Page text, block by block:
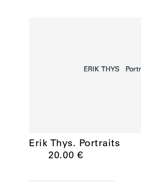
Erik Thys. Portraits
20.00 €